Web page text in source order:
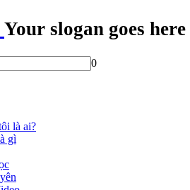
Your slogan goes here
0
là ai?
gì